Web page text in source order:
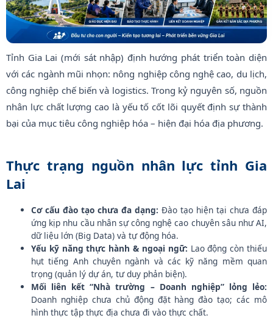
Tỉnh Gia Lai (mới sát nhập) định hướng phát triển toàn diện
với các ngành mũi nhọn: nông nghiệp công nghệ cao, du lịch,
công nghiệp chế biến và logistics. Trong kỷ nguyên số, nguồn
nhân lực chất lượng cao là yếu tố cốt lõi quyết định sự thành
bại của mục tiêu công nghiệp hóa – hiện đại hóa địa phương.
Thực trạng nguồn nhân lực tỉnh Gia
Lai
Cơ cấu đào tạo chưa đa dạng: Đào tạo hiện tại chưa đáp
ứng kịp nhu cầu nhân sự công nghệ cao chuyên sâu như AI,
dữ liệu lớn (Big Data) và tự động hóa.
Yếu kỹ năng thực hành & ngoại ngữ: Lao động còn thiếu
hụt tiếng Anh chuyên ngành và các kỹ năng mềm quan
trọng (quản lý dự án, tư duy phản biện).
Mối liên kết “Nhà trường – Doanh nghiệp” lỏng lẻo:
Doanh nghiệp chưa chủ động đặt hàng đào tạo; các mô
hình thực tập thực địa chưa đi vào thực chất.